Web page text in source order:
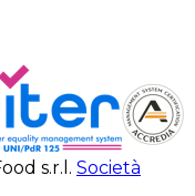
s.r.l. Società